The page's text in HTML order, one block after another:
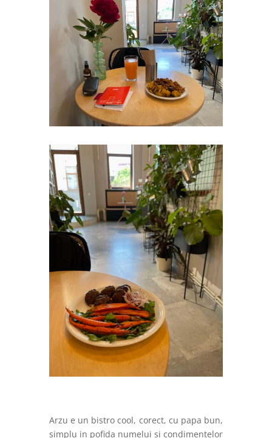
Arzu e un bistro cool, corect, cu papa bun,
simplu in pofida numelui si condimentelor